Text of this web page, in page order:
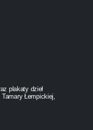
plakaty dzieł
Łempickiej,